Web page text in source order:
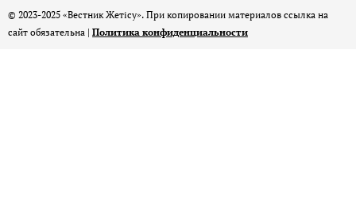
© 2023-2025 «Вестник Жетісу». При копировании материалов ссылка на
сайт обязательна | Политика конфиденциальности